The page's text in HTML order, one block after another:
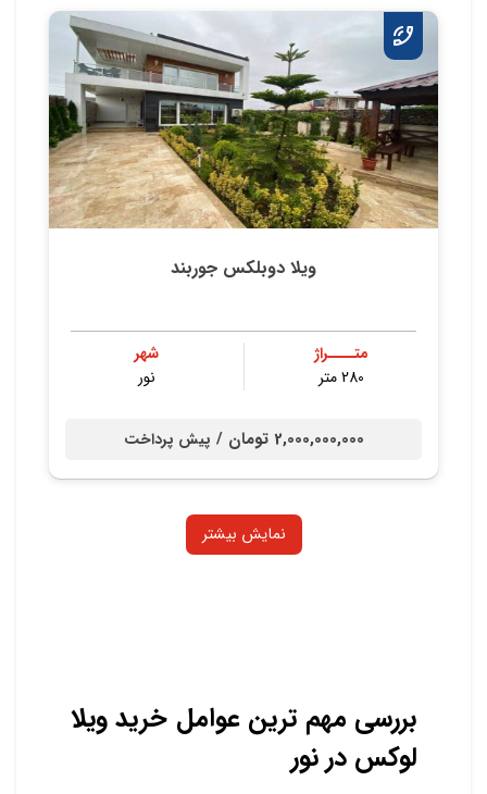
ویلا دوبلکس جوربند
متــــراژ
280 متر
شهر
نور
2,000,000,000 تومان / پیش پرداخت
نمایش بیشتر
بررسی مهم ترین عوامل خرید ویلا
لوکس در نور